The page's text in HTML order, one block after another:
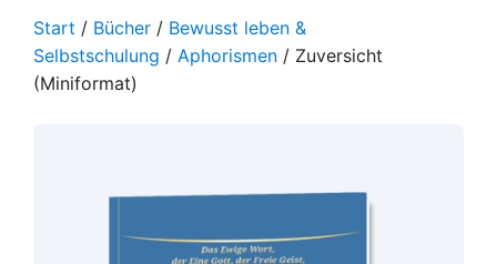
Start / Bücher / Bewusst leben &
Selbstschulung / Aphorismen / Zuversicht
(Miniformat)